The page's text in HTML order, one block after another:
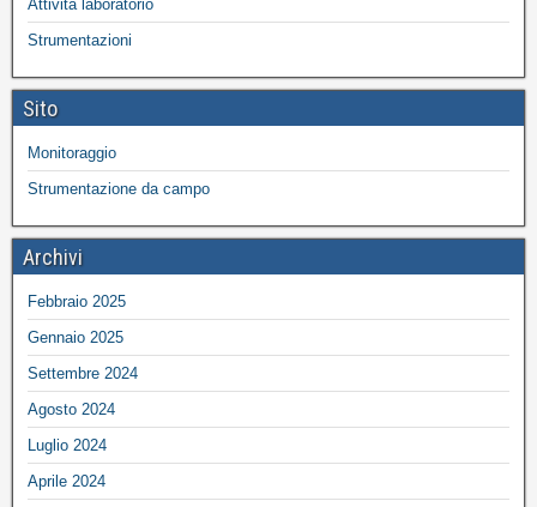
Attività laboratorio
Strumentazioni
Sito
Monitoraggio
Strumentazione da campo
Archivi
Febbraio 2025
Gennaio 2025
Settembre 2024
Agosto 2024
Luglio 2024
Aprile 2024